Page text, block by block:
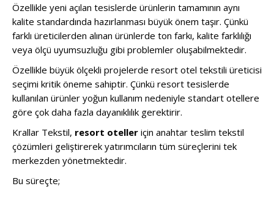
Özellikle yeni açılan tesislerde ürünlerin tamamının aynı
kalite standardında hazırlanması büyük önem taşır. Çünkü
farklı üreticilerden alınan ürünlerde ton farkı, kalite farklılığı
veya ölçü uyumsuzluğu gibi problemler oluşabilmektedir.
Özellikle büyük ölçekli projelerde resort otel tekstili üreticisi
seçimi kritik öneme sahiptir. Çünkü resort tesislerde
kullanılan ürünler yoğun kullanım nedeniyle standart otellere
göre çok daha fazla dayanıklılık gerektirir.
Krallar Tekstil, resort oteller için anahtar teslim tekstil
çözümleri geliştirerek yatırımcıların tüm süreçlerini tek
merkezden yönetmektedir.
Bu süreçte;